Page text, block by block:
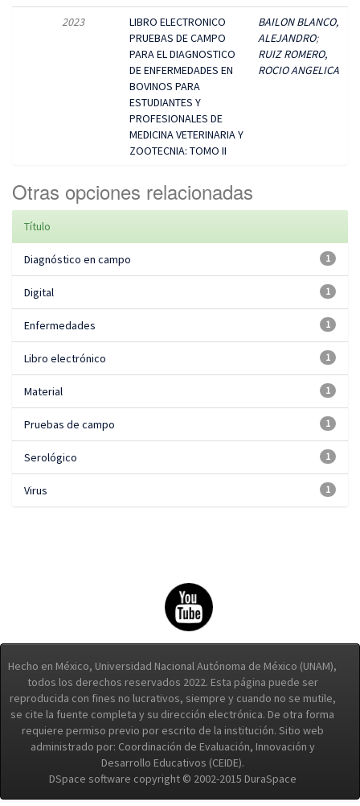
2023
LIBRO ELECTRONICO
PRUEBAS DE CAMPO
PARA EL DIAGNOSTICO
DE ENFERMEDADES EN
BOVINOS PARA
ESTUDIANTES Y
PROFESIONALES DE
MEDICINA VETERINARIA Y
ZOOTECNIA: TOMO II
BAILON BLANCO,
ALEJANDRO;
RUIZ ROMERO,
ROCIO ANGELICA
Otras opciones relacionadas
Título
1
Diagnóstico en campo
1
Digital
1
Enfermedades
1
Libro electrónico
1
Material
1
Pruebas de campo
1
Serológico
1
Virus
Hecho en México, Universidad Nacional Autónoma de México (UNAM),
todos los derechos reservados 2022. Esta página puede ser
reproducida con fines no lucrativos, siempre y cuando no se mutile,
se cite la fuente completa y su dirección electrónica. De otra forma
requiere permiso previo por escrito de la institución. Sitio web
administrado por: Coordinación de Evaluación, Innovación y
Desarrollo Educativos (CEIDE).
DSpace software copyright © 2002-2015 DuraSpace